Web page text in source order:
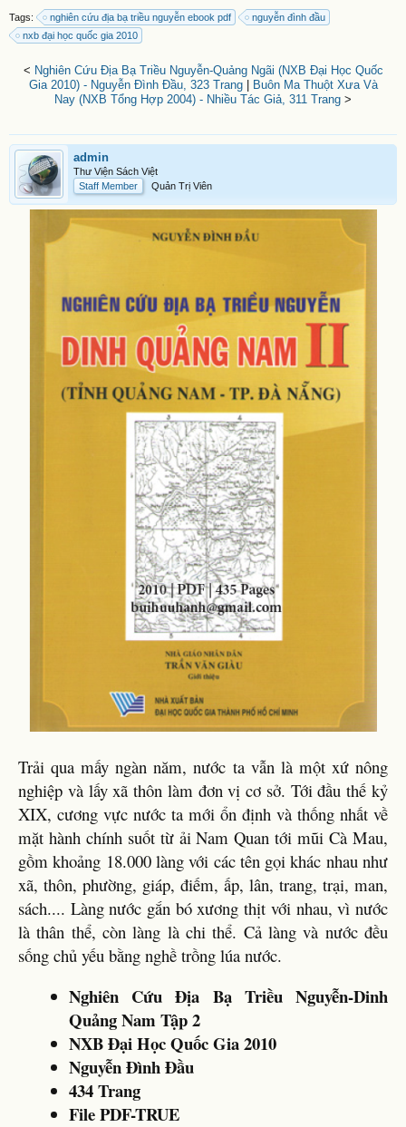
Tags: nghiên cứu địa bạ triều nguyễn ebook pdf
nguyễn đình đầu
nxb đại học quốc gia 2010
< Nghiên Cứu Địa Bạ Triều Nguyễn-Quảng Ngãi (NXB Đại Học Quốc
Gia 2010) - Nguyễn Đình Đầu, 323 Trang|
Buôn Ma Thuột Xưa Và
Nay (NXB Tổng Hợp 2004) - Nhiều Tác Giả, 311 Trang >
admin
Thư Viện Sách Việt
Staff Member
Quản Trị Viên
Trải qua mấy ngàn năm, nước ta vẫn là một xứ nông
nghiệp và lấy xã thôn làm đơn vị cơ sở. Tới đầu thế kỷ
XIX, cương vực nước ta mới ổn định và thống nhất về
mặt hành chính suốt từ ải Nam Quan tới mũi Cà Mau,
gồm khoảng 18.000 làng với các tên gọi khác nhau như
xã, thôn, phường, giáp, điếm, ấp, lân, trang, trại, man,
sách.... Làng nước gắn bó xương thịt với nhau, vì nước
là thân thể, còn làng là chi thể. Cả làng và nước đều
sống chủ yếu bằng nghề trồng lúa nước.
Nghiên Cứu Địa Bạ Triều Nguyễn-Dinh
Quảng Nam Tập 2
NXB Đại Học Quốc Gia 2010
Nguyễn Đình Đầu
434 Trang
File PDF-TRUE